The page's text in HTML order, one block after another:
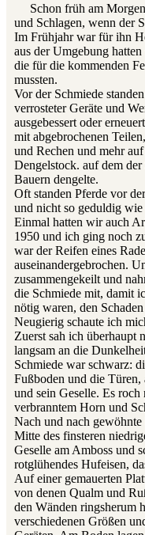
Schon früh am
und Schlagen, wenn der
Im Frühjahr war für ihn
aus der Umgebung
die für die kommenden
mussten.
Vor der Schmiede
verrosteter Geräte und
ausgebessert oder
mit abgebrochenen
und Rechen und mehr
Dengelstock. auf dem
Bauern dengelte.
Oft standen Pferde vor
und nicht so geduldig wie
Einmal hatten wir auch
1950 und ich ging noch
war der Reifen eines
auseinandergebrochen.
zusammengekeilt und
die Schmiede mit, damit
nötig waren, den
Neugierig schaute ich
Zuerst sah ich überhaupt
langsam an die
Schmiede war schwarz:
Fußboden und die Türen,
und sein Geselle. Es
verbranntem Horn und
Nach und nach
Mitte des finsteren
Geselle am Amboss und
rotglühendes Hufeisen,
Auf einer gemauerten
von denen Qualm und
den Wänden ringsherum
verschiedenen Größen